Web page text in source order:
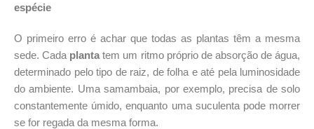
espécie
O primeiro erro é achar que todas as plantas têm a mesma
sede. Cada planta tem um ritmo próprio de absorção de água,
determinado pelo tipo de raiz, de folha e até pela luminosidade
do ambiente. Uma samambaia, por exemplo, precisa de solo
constantemente úmido, enquanto uma suculenta pode morrer
se for regada da mesma forma.